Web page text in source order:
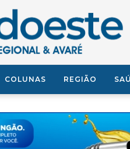
COLUNAS REGIÃO